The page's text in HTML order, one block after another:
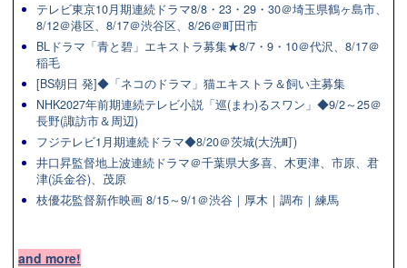
テレビ東京10月期連続ドラマ8/8・23・29・30＠埼玉県鶴ヶ島市、
8/12＠港区、8/17＠渋谷区、8/26＠町田市
BLドラマ「青と碧」エキストラ募集★8/7・9・10＠代沢、8/17＠
稲毛
[BS朝日 発]◆「ネコのドラマ」猫エキストラ＆飼い主募集
NHK2027年前期連続テレビ小説「巡(まわ)るスワン」◆9/2～25＠
長野(諏訪市＆周辺)
フジテレビ1月期連続ドラマ◆8/20＠茨城(大洗町)
井口昇監督地上波連続ドラマ＠千葉県大多喜、木更津、市原、君
津(浜金谷)、茂原
枝優花監督新作映画 8/15～9/1＠渋谷｜厚木｜調布｜練馬
and more!